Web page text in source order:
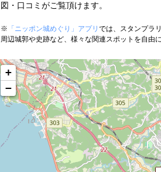
図・口コミがご覧頂けます。
※ 「ニッポン城めぐり」アプリ では、スタンプラ
周辺城郭や史跡など、様々な関連スポットを自由
+
−